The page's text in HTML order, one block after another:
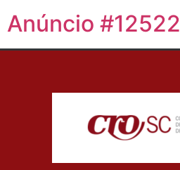
Anúncio #12522